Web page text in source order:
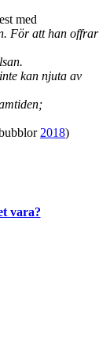
med
För att han offrar
kan njuta av
2018)
vara?